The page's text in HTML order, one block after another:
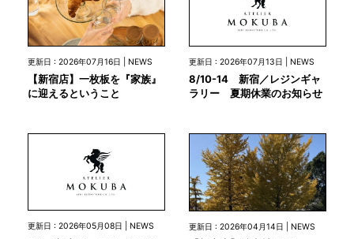
更新日 : 2026年07月16日 | NEWS
【新宿店】一枚板を『家族』
に迎えるということ
更新日 : 2026年07月13日 | NEWS
8/10-14 新宿／レジンギャ
ラリー 夏期休業のお知らせ
更新日 : 2026年05月08日 | NEWS 更新日 : 2026年04月14日 | NEWS